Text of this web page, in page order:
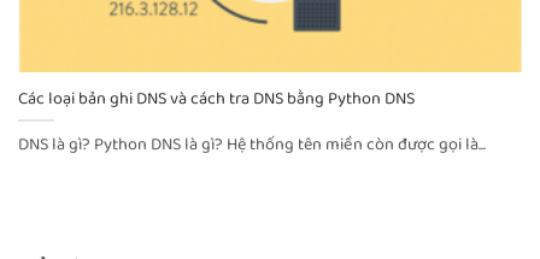
Các loại bản ghi DNS và cách tra DNS bằng Python DNS
DNS là gì? Python DNS là gì? Hệ thống tên miền còn được gọi là...